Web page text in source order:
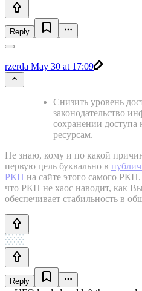
Reply
rzerda May 30 at 17:09
Снизить уровень
законодательство
сохранении
ресурсам.
Не знаю, кому и по какой
первую цель буквально в
РКН на сайте этого самого
что РКН не хаос наводит, как
обеспечивает стабильность в
Reply